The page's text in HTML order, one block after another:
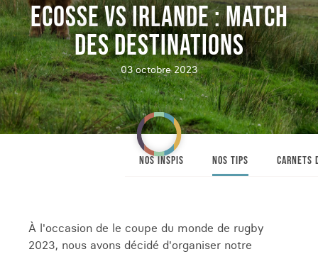
ECOSSE VS IRLANDE : MATCH
DES DESTINATIONS
03 octobre 2023
NOS INSPIS NOS TIPS CARNETS
À l'occasion de le coupe du monde de rugby
2023, nous avons décidé d'organiser notre